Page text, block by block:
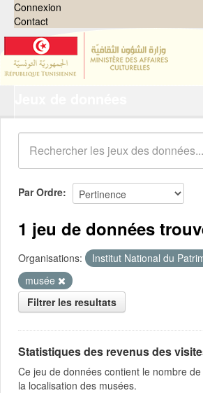
Connexion
Contact
Organisations
Groupes
Demandes 0
À propos
Par Ordre
1 jeu de données
Organisations: Institut National du
musée
Filtrer les resultats
Statistiques des revenus des
Ce jeu de données contient le nombre
la localisation des musées.